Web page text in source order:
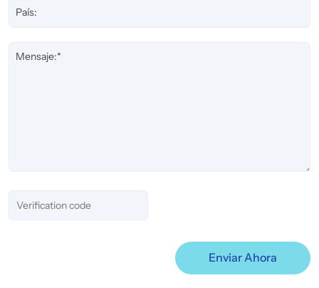
País:
Mensaje:*
Enviar Ahora